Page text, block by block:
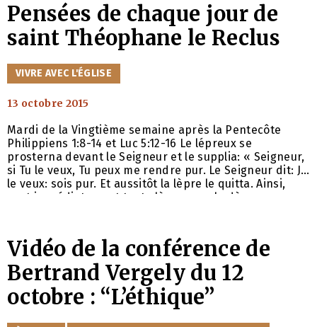
Pensées de chaque jour de
saint Théophane le Reclus
CATÉGORIES
VIVRE AVEC L'ÉGLISE
13 octobre 2015
Mardi de la Vingtième semaine après la Pentecôte
Philippiens 1:8-14 et Luc 5:12-16 Le lépreux se
prosterna devant le Seigneur et le supplia: « Seigneur,
si Tu le veux, Tu peux me rendre pur. Le Seigneur dit: Je
le veux: sois pur. Et aussitôt la lèpre le quitta. Ainsi,
part immédiatement toute lèpre morale dès que
Vidéo de la conférence de
Bertrand Vergely du 12
octobre : “L’éthique”